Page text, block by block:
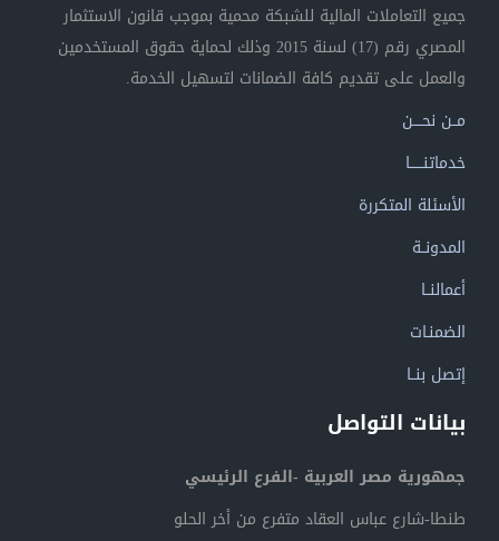
جميع التعاملات المالية للشبكة محمية بموجب قانون الاستثمار
المصري رقم (17) لسنة 2015 وذلك لحماية حقوق المستخدمين
والعمل على تقديم كافة الضمانات لتسهيل الخدمة.
مــن نحــــن
خدماتنــــــا
الأسئلة المتكررة
المدونــة
أعمالنــا
الضمنـات
إتصل بنــا
بيانات التواصل
جمهورية مصر العربية -الفرع الرئيسي
طنطا-شارع عباس العقاد متفرع من أخر الحلو